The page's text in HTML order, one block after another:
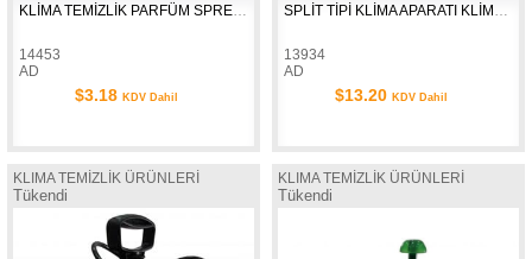
KLİMA TEMİZLİK PARFÜM SPREY YEŞİL
14453
AD
$3.18 KDV Dahil
13934
AD
$13.20 KDV Dahil
KLIMA TEMİZLİK ÜRÜNLERİ
Tükendi
KLIMA TEMİZLİK ÜRÜNLERİ
Tükendi